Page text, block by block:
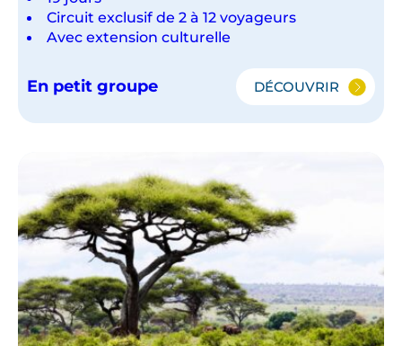
Circuit exclusif de 2 à 12 voyageurs
Avec extension culturelle
En petit groupe DÉCOUVRIR
L'AFRIQUE